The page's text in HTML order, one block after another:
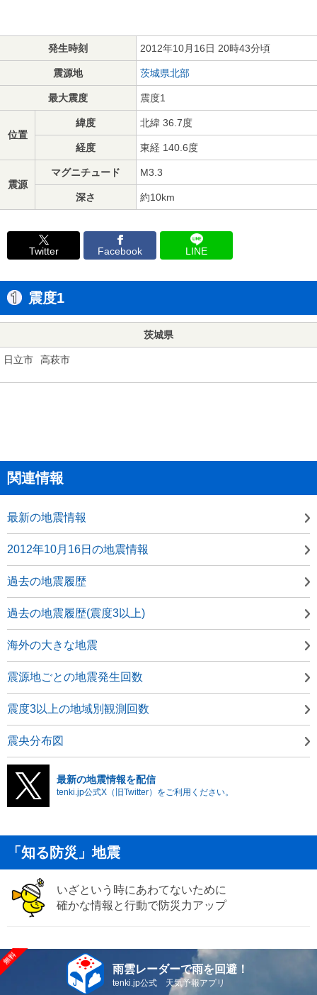
発生時刻 2012年10月16日 20時43分頃
震源地 茨城県北部
最大震度 震度1
位置
緯度 北緯 36.7度
経度 東経 140.6度
震源
マグニチュード M3.3
深さ 約10km
Twitter Facebook LINE
震度1
茨城県
日立市 高萩市
関連情報
最新の地震情報
2012年10月16日の地震情報
過去の地震履歴
過去の地震履歴(震度3以上)
海外の大きな地震
震源地ごとの地震発生回数
震度3以上の地域別観測回数
震央分布図
最新の地震情報を配信
tenki.jp公式X（旧Twitter）をご利用ください。
「知る防災」地震
いざという時にあわてないために
確かな情報と行動で防災力アップ
雨雲レーダーで雨を回避！
tenki.jp公式 天気予報アプリ